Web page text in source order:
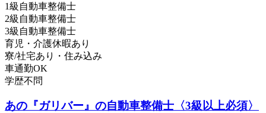
1級自動車整備士
2級自動車整備士
3級自動車整備士
育児・介護休暇あり
寮/社宅あり・住み込み
車通勤OK
学歴不問
あの『ガリバー』の自動車整備士〈3級以上必須〉